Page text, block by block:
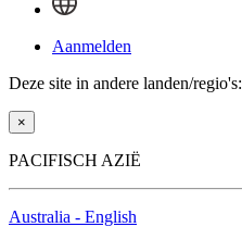
Aanmelden
Deze site in andere landen/regio's:
×
PACIFISCH AZIË
Australia - English